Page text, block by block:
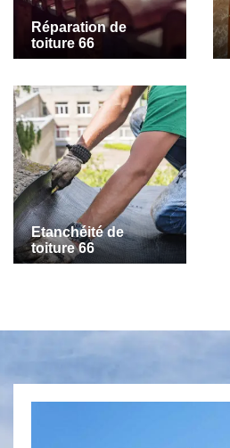
Réparation de
toiture 66
Etanchéité de
toiture 66